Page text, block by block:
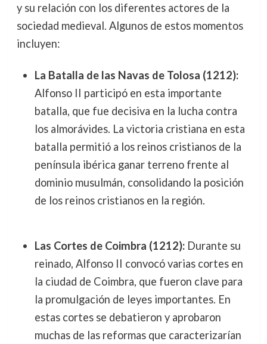
y su relación con los diferentes actores de la
sociedad medieval. Algunos de estos momentos
incluyen:
La Batalla de las Navas de Tolosa (1212):
Alfonso II participó en esta importante
batalla, que fue decisiva en la lucha contra
los almorávides. La victoria cristiana en esta
batalla permitió a los reinos cristianos de la
península ibérica ganar terreno frente al
dominio musulmán, consolidando la posición
de los reinos cristianos en la región.
Las Cortes de Coimbra (1212):Durante su
reinado, Alfonso II convocó varias cortes en
la ciudad de Coimbra, que fueron clave para
la promulgación de leyes importantes. En
estas cortes se debatieron y aprobaron
muchas de las reformas que caracterizarían